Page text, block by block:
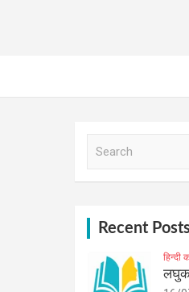
Recent
हिन्दी